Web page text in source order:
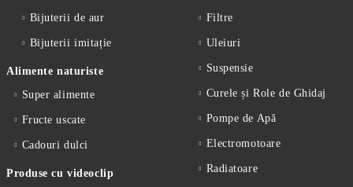
Bijuterii de aur
Bijuterii imitație
Alimente naturiste
Super alimente
Fructe uscate
Cadouri dulci
Produse cu videoclip
Filtre
Uleiuri
Suspensie
Curele și Role de Ghidaj
Pompe de Apă
Electromotoare
Radiatoare